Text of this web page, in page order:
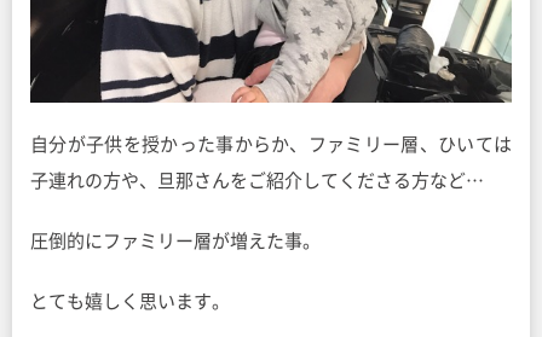
自分が子供を授かった事からか、ファミリー層、ひいては
子連れの方や、旦那さんをご紹介してくださる方など…
圧倒的にファミリー層が増えた事。
とても嬉しく思います。